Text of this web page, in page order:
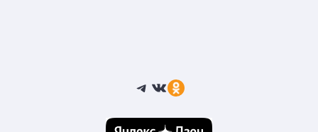
Telegram
ВКонтакте
Ссылка